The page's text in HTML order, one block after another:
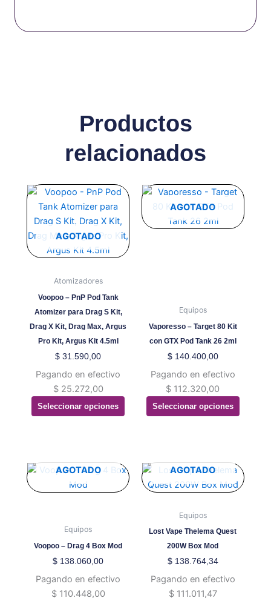
Productos
relacionados
AGOTADO
Atomizadores
Voopoo – PnP Pod Tank
Atomizer para Drag S Kit,
Drag X Kit, Drag Max, Argus
Pro Kit, Argus Kit 4.5ml
$ 31.590,00
Pagando en efectivo
$25.272,00
Seleccionar opciones
Este
producto
tiene
múltiples
variantes.
opciones
se
pueden
elegir
la
de
producto
AGOTADO
Equipos
Vaporesso – Target 80 Kit
con GTX Pod Tank 26 2ml
$140.400,00
Pagando en efectivo
$ 112.320,00
Seleccionar opciones
Este
producto
tiene
pueden
elegir
en
la
de
producto
AGOTADO
Equipos
Voopoo – Drag 4 Box Mod
$ 138.060,00
Pagando en efectivo
$110.448,00
Este
producto
variantes.
Las
opciones
pueden
AGOTADO
Equipos
Lost Vape Thelema Quest
200W Box Mod
$138.764,34
Pagando en efectivo
$111.011,47
Este
producto
múltiples
variantes.
Las
opciones
pueden